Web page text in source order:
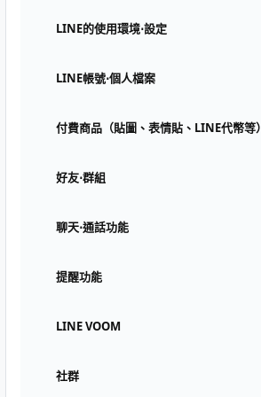
LINE的使用環境⋅設定
LINE帳號⋅個人檔案
付費商品（貼圖、表情貼、LINE代幣等）
好友⋅群組
聊天⋅通話功能
提醒功能
LINE VOOM
社群